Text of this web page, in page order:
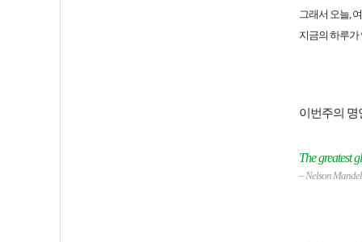
그래서 오늘,
지금의 하루가
이번주의 명
The greatest
–Nelson